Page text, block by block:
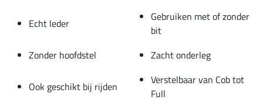
Echt leder
Gebruiken met of zonder
bit
Zonder hoofdstel
Zacht onderleg
Ook geschikt bij rijden
Verstelbaar van Cob tot
Full